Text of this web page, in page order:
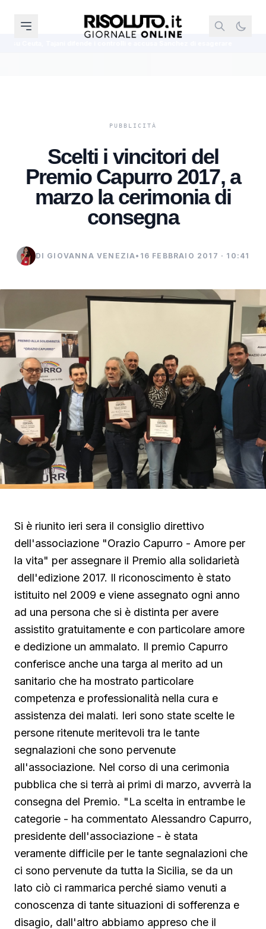
Scelti i vincitori del
Premio Capurro 2017, a
marzo la cerimonia di
consegna
DI GIOVANNA VENEZIA• 16 FEBBRAIO 2017 · 10:41
Si è riunito ieri sera il consiglio direttivo
dell'associazione "Orazio Capurro - Amore per
la vita" per assegnare il Premio alla solidarietà
dell'edizione 2017. Il riconoscimento è stato
istituito nel 2009 e viene assegnato ogni anno
ad una persona che si è distinta per avere
assistito gratuitamente e con particolare amore
e dedizione un ammalato. Il premio Capurro
conferisce anche una targa al merito ad un
sanitario che ha mostrato particolare
competenza e professionalità nella cura e
assistenza dei malati. Ieri sono state scelte le
persone ritenute meritevoli tra le tante
segnalazioni che sono pervenute
all'associazione. Nel corso di una cerimonia
pubblica che si terrà ai primi di marzo, avverrà la
consegna del Premio. "La scelta in entrambe le
categorie - ha commentato Alessandro Capurro,
presidente dell'associazione - è stata
veramente difficile per le tante segnalazioni che
ci sono pervenute da tutta la Sicilia, se da un
lato ciò ci rammarica perché siamo venuti a
conoscenza di tante situazioni di sofferenza e
disagio, dall'altro abbiamo appreso che il